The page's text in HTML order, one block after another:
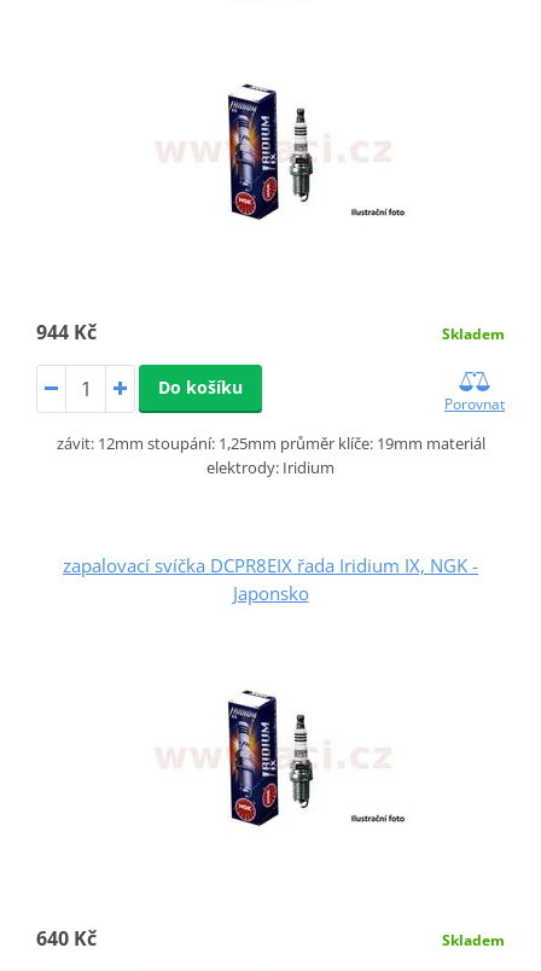
944 Kč Skladem
Do košíku
Porovnat
závit: 12mm stoupání: 1,25mm průměr klíče: 19mm materiál
elektrody: Iridium
zapalovací svíčka DCPR8EIX řada Iridium IX, NGK -
Japonsko
640 Kč Skladem